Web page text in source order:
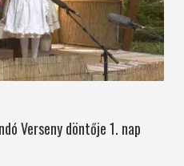
Verseny döntője 1. nap